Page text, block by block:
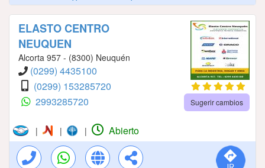
ELASTO CENTRO
NEUQUEN
Alcorta 957 - (8300) Neuquén
(0299) 4435100
(0299) 153285720
2993285720
Sugerir cambios
| | | Abierto